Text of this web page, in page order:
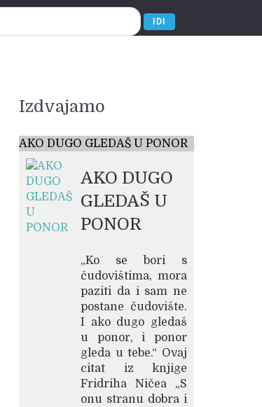
IDI
Izdvajamo
AKO DUGO GLEDAŠ U PONOR
AKO DUGO
GLEDAŠ U
PONOR
„Ko se bori s
čudovištima, mora
paziti da i sam ne
postane čudovište.
I ako dugo gledaš
u ponor, i ponor
gleda u tebe.“ Ovaj
citat iz knjige
Fridriha Ničea „S
onu stranu dobra i